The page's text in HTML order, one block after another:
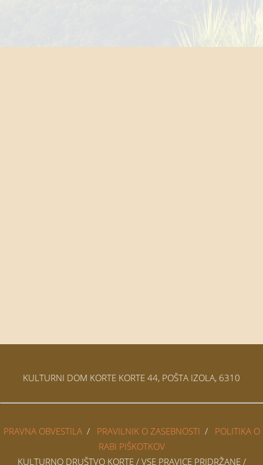
KULTURNI DOM KORTE KORTE 44, POŠTA IZOLA, 6310
PRAVNA OBVESTILA/ PRAVILNIK O ZASEBNOSTI / POLITIKA O
RABI PIŠKOTKOV
KULTURNO DRUŠTVO KORTE / VSE PRAVICE PRIDRŽANE /